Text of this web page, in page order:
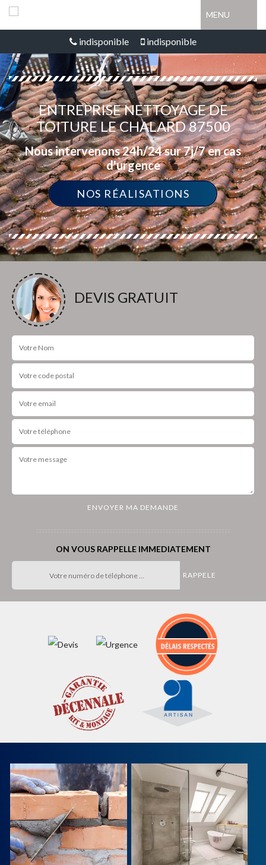
MENU
indisponible indisponible
ENTREPRISE NETTOYAGE DE
TOITURE LE CHALARD 87500
Nous intervenons 24h/24 sur 7j/7 en cas
d'urgence
NOS RÉALISATIONS
DEVIS GRATUIT
ON VOUS RAPPELLE IMMEDIATEMENT